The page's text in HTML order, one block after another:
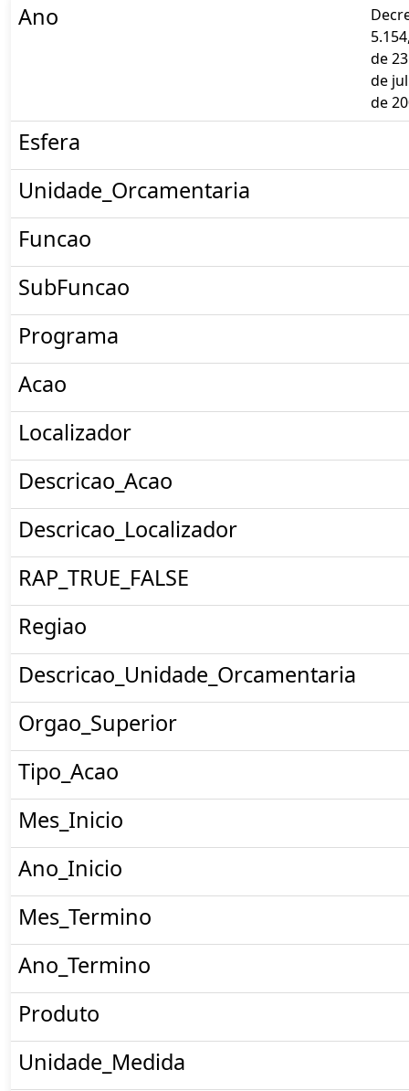
Ano
de 23
de
de
Esfera
Unidade_Orcamentaria
Funcao
SubFuncao
Programa
Acao
Localizador
Descricao_Acao
Descricao_Localizador
RAP_TRUE_FALSE
Regiao
Descricao_Unidade_Orcamentaria
Orgao_Superior
Tipo_Acao
Mes_Inicio
Ano_Inicio
Mes_Termino
Ano_Termino
Produto
Unidade_Medida